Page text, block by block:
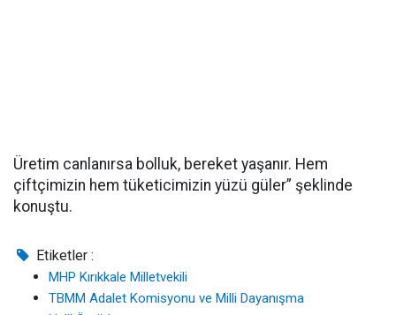
Üretim canlanırsa bolluk, bereket yaşanır. Hem
çiftçimizin hem tüketicimizin yüzü güler” şeklinde
konuştu.
Etiketler :
MHP Kırıkkale Milletvekili
TBMM Adalet Komisyonu ve Milli Dayanışma